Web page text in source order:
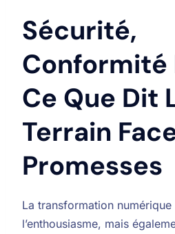
Sécurité,
Conformité
Ce Que Dit
Terrain
Promesses
La transformation
l’enthousiasme, mais